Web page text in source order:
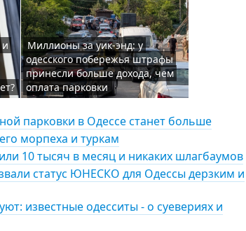
Миллионы за уик-энд: у
одесского побережья штрафы
принесли больше дохода, чем
оплата парковки
парковки в Одессе станет больше
морпеха и туркам
10 тысяч в месяц и никаких шлагбаумов
статус ЮНЕСКО для Одессы дерзким и
известные одесситы - о суевериях и